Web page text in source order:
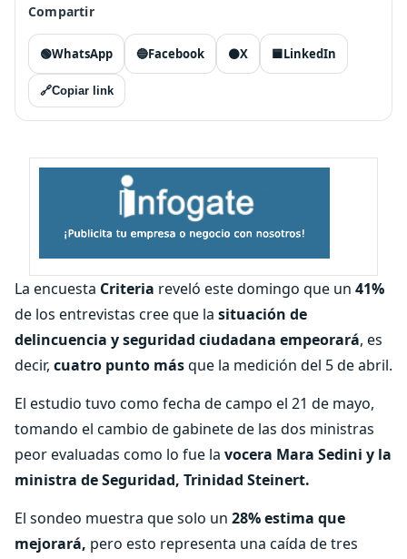
Compartir
🟢WhatsApp 🔵Facebook ⚫X 🟦LinkedIn
🔗Copiar link
La encuesta Criteria reveló este domingo que un 41%
de los entrevistas cree que la situación de
delincuencia y seguridad ciudadana empeorará, es
decir, cuatro punto másque la medición del 5 de abril.
El estudio tuvo como fecha de campo el 21 de mayo,
tomando el cambio de gabinete de las dos ministras
peor evaluadas como lo fue la vocera Mara Sedini y la
ministra de Seguridad, Trinidad Steinert.
El sondeo muestra que solo un 28% estima que
mejorará, pero esto representa una caída de tres